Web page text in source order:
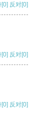
[0] 反对[0]
[0] 反对[0]
[0] 反对[0]